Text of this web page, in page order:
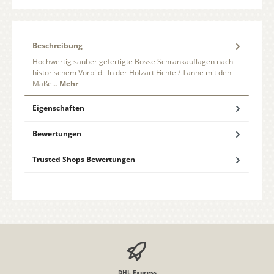
Beschreibung
Hochwertig sauber gefertigte Bosse Schrankauflagen nach
historischem Vorbild In der Holzart Fichte / Tanne mit den
Maße… Mehr
Eigenschaften
Bewertungen
Trusted Shops Bewertungen
DHL Express